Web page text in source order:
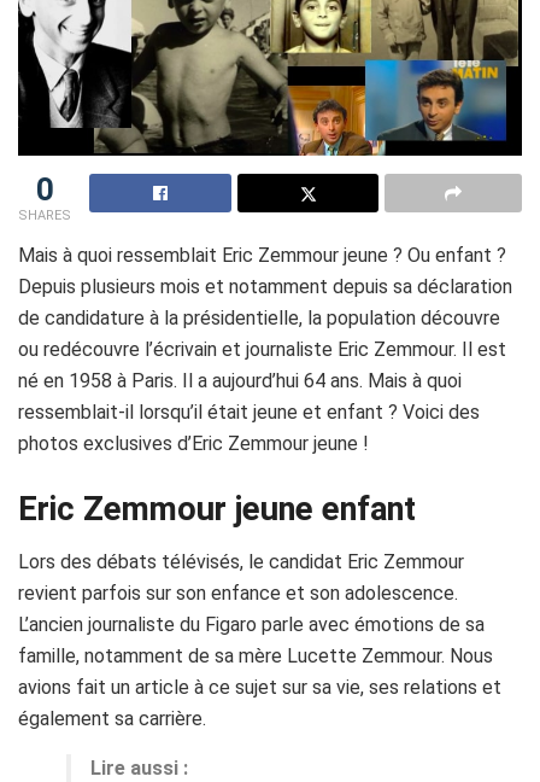
0
SHARES
Mais à quoi ressemblait Eric Zemmour jeune ? Ou enfant ?
Depuis plusieurs mois et notamment depuis sa déclaration
de candidature à la présidentielle, la population découvre
ou redécouvre l’écrivain et journaliste Eric Zemmour. Il est
né en 1958 à Paris. Il a aujourd’hui 64 ans. Mais à quoi
ressemblait-il lorsqu’il était jeune et enfant ? Voici des
photos exclusives d’Eric Zemmour jeune !
Eric Zemmour jeune enfant
Lors des débats télévisés, le candidat Eric Zemmour
revient parfois sur son enfance et son adolescence.
L’ancien journaliste du Figaro parle avec émotions de sa
famille, notamment de sa mère Lucette Zemmour. Nous
avions fait un article à ce sujet sur sa vie, ses relations et
également sa carrière.
Lire aussi :